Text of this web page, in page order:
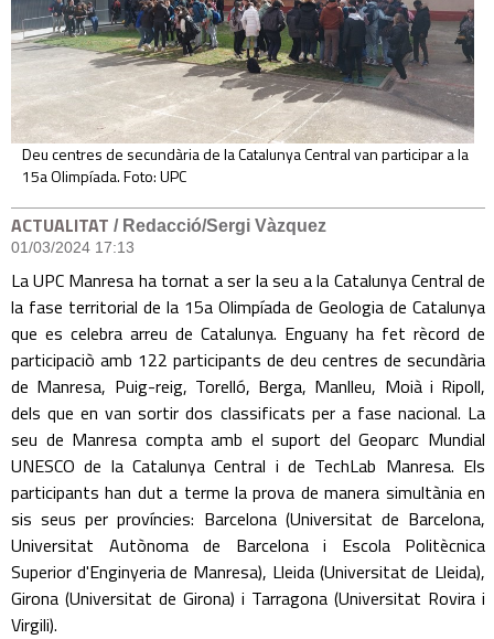
Deu centres de secundària de la Catalunya Central van participar a la
15a Olimpíada. Foto: UPC
ACTUALITAT / Redacció/Sergi Vàzquez
01/03/2024 17:13
La UPC Manresa ha tornat a ser la seu a la Catalunya Central de
la fase territorial de la 15a Olimpíada de Geologia de Catalunya
que es celebra arreu de Catalunya. Enguany ha fet rècord de
participaciò amb 122 participants de deu centres de secundària
de Manresa, Puig-reig, Torelló, Berga, Manlleu, Moià i Ripoll,
dels que en van sortir dos classificats per a fase nacional. La
seu de Manresa compta amb el suport del Geoparc Mundial
UNESCO de la Catalunya Central i de TechLab Manresa. Els
participants han dut a terme la prova de manera simultània en
sis seus per províncies: Barcelona (Universitat de Barcelona,
Universitat Autònoma de Barcelona i Escola Politècnica
Superior d'Enginyeria de Manresa), Lleida (Universitat de Lleida),
Girona (Universitat de Girona) i Tarragona (Universitat Rovira i
Virgili).